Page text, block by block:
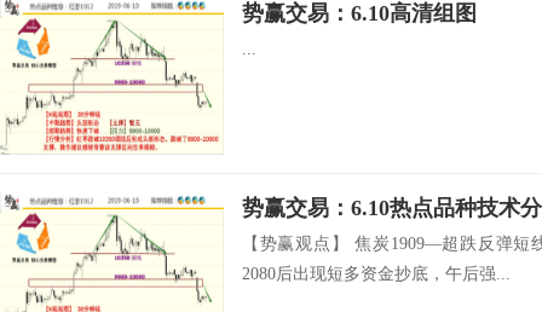
势赢交易：6.10高清组图
...
势赢交易：6.10热点品种技术
【势赢观点】 焦炭1909—超跌反
2080后出现短多资金抄底，午后强...